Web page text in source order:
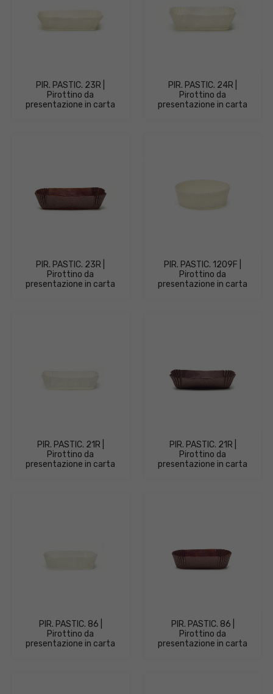
PIR. PASTIC. 23R |
Pirottino da
presentazione in carta
PIR. PASTIC. 24R |
Pirottino da
presentazione in carta
PIR. PASTIC. 23R |
Pirottino da
presentazione in carta
PIR. PASTIC. 1209F |
Pirottino da
presentazione in carta
PIR. PASTIC. 21R |
Pirottino da
presentazione in carta
PIR. PASTIC. 21R |
Pirottino da
presentazione in carta
PIR. PASTIC. 86 |
Pirottino da
presentazione in carta
PIR. PASTIC. 86 |
Pirottino da
presentazione in carta